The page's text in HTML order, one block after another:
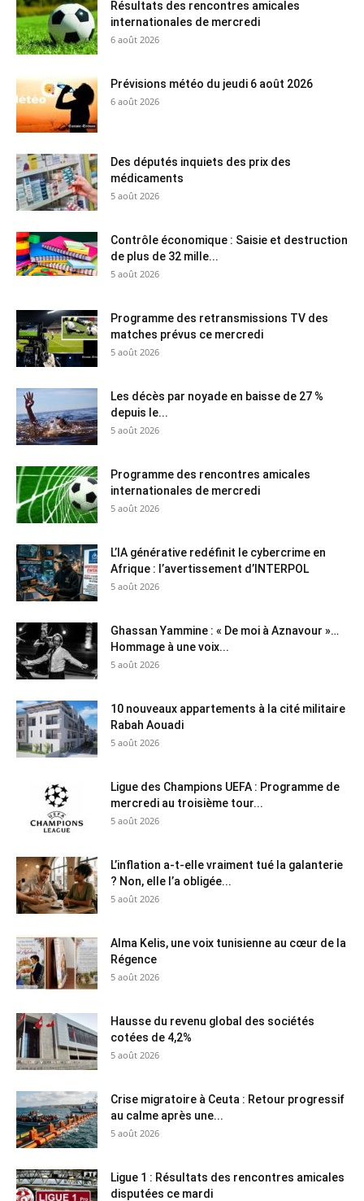
Résultats des rencontres amicales
internationales de mercredi
6 août 2026
Prévisions météo du jeudi 6 août 2026
6 août 2026
Des députés inquiets des prix des
médicaments
5 août 2026
Contrôle économique : Saisie et destruction
de plus de 32 mille...
5 août 2026
Programme des retransmissions TV des
matches prévus ce mercredi
5 août 2026
Les décès par noyade en baisse de 27 %
depuis le...
5 août 2026
Programme des rencontres amicales
internationales de mercredi
5 août 2026
L’IA générative redéfinit le cybercrime en
Afrique : l’avertissement d’INTERPOL
5 août 2026
Ghassan Yammine : « De moi à Aznavour »…
Hommage à une voix...
5 août 2026
10 nouveaux appartements à la cité militaire
Rabah Aouadi
5 août 2026
Ligue des Champions UEFA : Programme de
mercredi au troisième tour...
5 août 2026
L’inflation a-t-elle vraiment tué la galanterie
? Non, elle l’a obligée...
5 août 2026
Alma Kelis, une voix tunisienne au cœur de la
Régence
5 août 2026
Hausse du revenu global des sociétés
cotées de 4,2%
5 août 2026
Crise migratoire à Ceuta : Retour progressif
au calme après une...
5 août 2026
Ligue 1 : Résultats des rencontres amicales
disputées ce mardi